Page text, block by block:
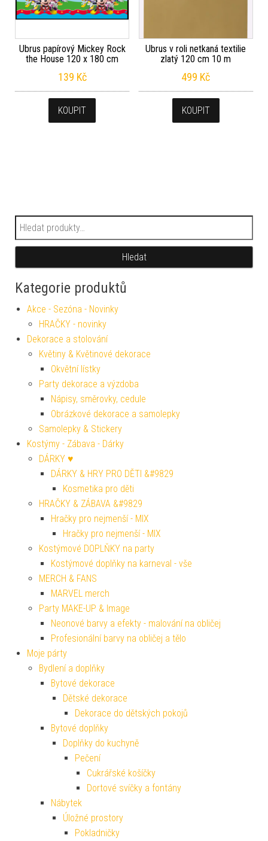
Ubrus papírový Mickey Rock
the House 120 x 180 cm
139 Kč
KOUPIT
Ubrus v roli netkaná textilie
zlatý 120 cm 10 m
499 Kč
KOUPIT
Hledat:
Hledat
Kategorie produktů
Akce - Sezóna - Novinky
HRAČKY - novinky
Dekorace a stolování
Květiny & Květinové dekorace
Okvětní lístky
Party dekorace a výzdoba
Nápisy, směrovky, cedule
Obrázkové dekorace a samolepky
Samolepky & Stickery
Kostýmy - Zábava - Dárky
DÁRKY ♥
DÁRKY & HRY PRO DĚTI &#9829
Kosmetika pro děti
HRAČKY & ZÁBAVA &#9829
Hračky pro nejmenší - MIX
Hračky pro nejmenší - MIX
Kostýmové DOPLŇKY na party
Kostýmové doplňky na karneval - vše
MERCH & FANS
MARVEL merch
Party MAKE-UP & Image
Neonové barvy a efekty - malování na obličej
Profesionální barvy na obličej a tělo
Moje párty
Bydlení a doplňky
Bytové dekorace
Dětské dekorace
Dekorace do dětských pokojů
Bytové doplňky
Doplňky do kuchyně
Pečení
Cukrářské košíčky
Dortové svíčky a fontány
Nábytek
Úložné prostory
Pokladničky